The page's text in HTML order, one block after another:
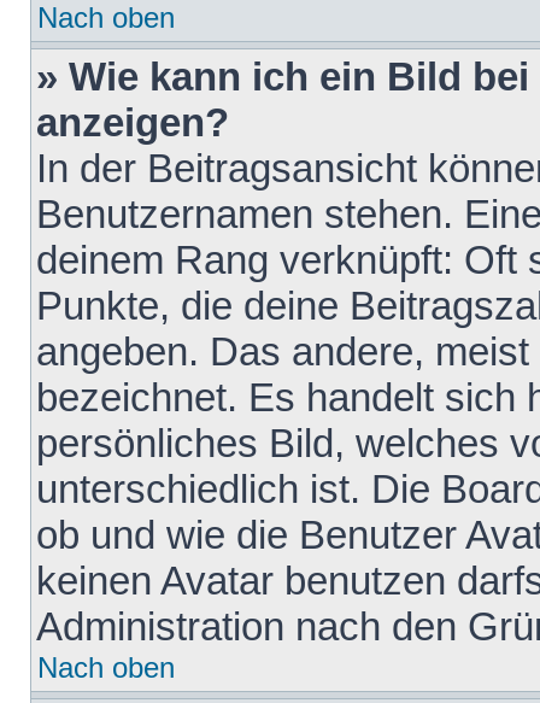
Nach oben
» Wie kann ich ein Bild
anzeigen?
In der Beitragsansicht
Benutzernamen stehen.
deinem Rang verknüpft: Oft
Punkte, die deine
angeben. Das andere,
bezeichnet. Es handelt sich
persönliches Bild, welches
unterschiedlich ist. Die
ob und wie die Benutzer
keinen Avatar benutzen
Administration nach den
Nach oben